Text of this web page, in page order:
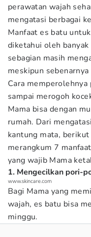
perawatan wajah
mengatasi berbagai
Manfaat es batu
diketahui oleh
sebagian masih
meskipun sebenarnya
Cara
sampai merogoh
Mama bisa dengan
rumah. Dari
kantung mata,
merangkum 7
yang wajib Mama
1. Mengecilkan pori-
www.skincare.com
Bagi Mama yang
wajah, es batu bisa
minggu.